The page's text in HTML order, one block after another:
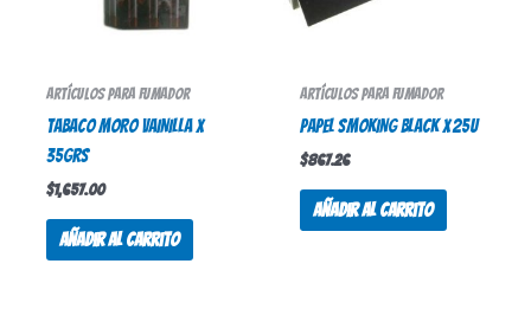
Artículos para fumador
TABACO MORO VAINILLA X
35Grs
$1,657.00
Añadir al carrito
Artículos para fumador
PAPEL SMOKING BLACK X 25U
$867.26
Añadir al carrito